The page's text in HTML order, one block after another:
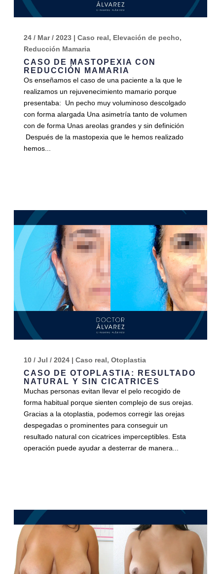
CASO DE MASTOPEXIA CON
REDUCCIÓN MAMARIA
24 / Mar / 2023| Caso real, Elevación de pecho,
Reducción Mamaria
Os enseñamos el caso de una paciente a la que le
realizamos un rejuvenecimiento mamario porque
presentaba: Un pecho muy voluminoso descolgado
con forma alargada Una asimetría tanto de volumen
con de forma Unas areolas grandes y sin definición
Después de la mastopexia que le hemos realizado
hemos...
CASO DE OTOPLASTIA: RESULTADO
NATURAL Y SIN CICATRICES
10 / Jul / 2024| Caso real, Otoplastia
Muchas personas evitan llevar el pelo recogido de
forma habitual porque sienten complejo de sus orejas.
Gracias a la otoplastia, podemos corregir las orejas
despegadas o prominentes para conseguir un
resultado natural con cicatrices imperceptibles. Esta
operación puede ayudar a desterrar de manera...